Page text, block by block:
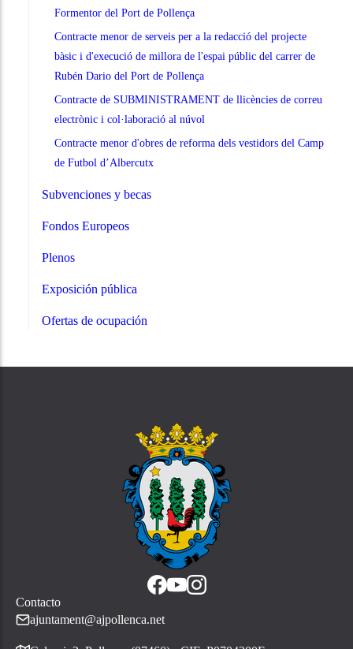
Formentor del Port de Pollença
Contracte menor de serveis per a la redacció del projecte
bàsic i d'execució de millora de l'espai públic del carrer de
Rubén Dario del Port de Pollença
Contracte de SUBMINISTRAMENT de llicències de correu
electrònic i col·laboració al núvol
Contracte menor d'obres de reforma dels vestidors del Camp
de Futbol d’Albercutx
Subvenciones y becas
Fondos Europeos
Plenos
Exposición pública
Ofertas de ocupación
Contacto
ajuntament@ajpollenca.net